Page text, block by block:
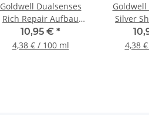
Goldwell Dualsenses
Rich Repair Aufbau
Shampoo, 250ml
10,95 € *
4,38 € / 100 ml
Goldwell
Silver
Graues
4,38